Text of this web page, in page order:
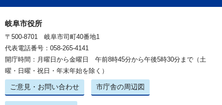
岐阜市役所
〒500-8701 岐阜市司町40番地1
代表電話番号：058-265-4141
開庁時間：月曜日から金曜日 午前8時45分から午後5時30分まで（土
曜・日曜・祝日・年末年始を除く）
ご意見・お問い合わせ 市庁舎の周辺図